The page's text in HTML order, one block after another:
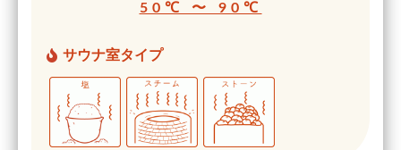
50℃ 〜 90℃
サウナ室タイプ